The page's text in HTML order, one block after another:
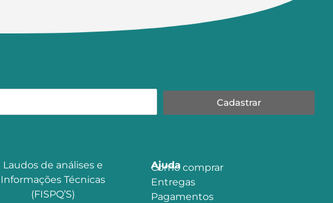
Cadastrar
Laudos de análises e
Informações Técnicas
(FISPQ’S)
Ajuda
Como comprar
Entregas
Pagamentos